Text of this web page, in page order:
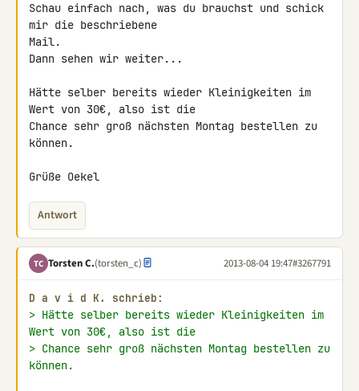
Schau einfach nach, was du brauchst und schick
mir die beschriebene
Mail.
Dann sehen wir weiter...
Hätte selber bereits wieder Kleinigkeiten im
Wert von 30€, also ist die
Chance sehr groß nächsten Montag bestellen zu
können.
Grüße Oekel
Antwort
TC Torsten C.(torsten_c) 2013-08-04 19:47#3267791
D a v i d K. schrieb:
> Hätte selber bereits wieder Kleinigkeiten im
Wert von 30€, also ist die
> Chance sehr groß nächsten Montag bestellen zu
können.